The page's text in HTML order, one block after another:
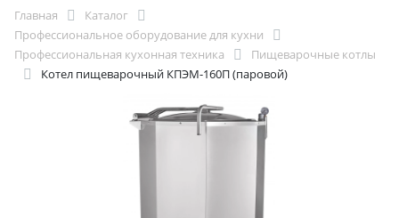
Главная
Каталог
Профессиональное оборудование для кухни
Профессиональная кухонная техника
Пищеварочные котлы
Котел пищеварочный КПЭМ-160П (паровой)